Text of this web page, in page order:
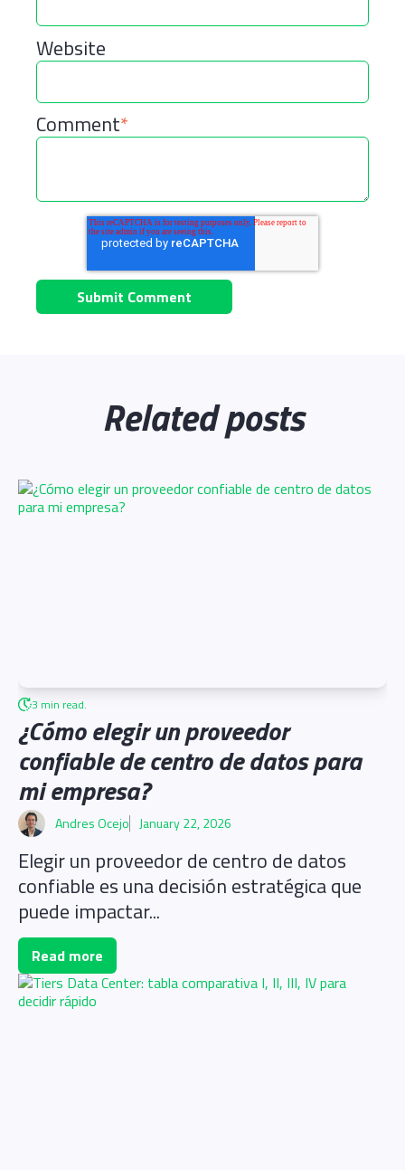
Website
Comment*
Related posts
3 min read.
¿Cómo elegir un proveedor
confiable de centro de datos para
mi empresa?
Andres Ocejo January 22, 2026
Elegir un proveedor de centro de datos
confiable es una decisión estratégica que
puede impactar...
Read more